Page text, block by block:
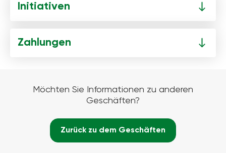
Initiativen
Zahlungen
Möchten Sie Informationen zu anderen
Geschäften?
Zurück zu dem Geschäften